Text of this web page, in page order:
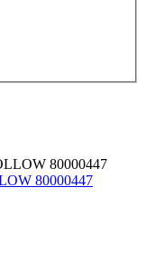
80000447